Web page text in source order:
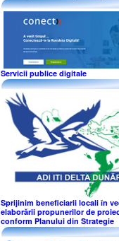
Servicii publice digitale
Sprijinim beneficiarii locali în
elaborării propunerilor de
conform Planului din Strategie